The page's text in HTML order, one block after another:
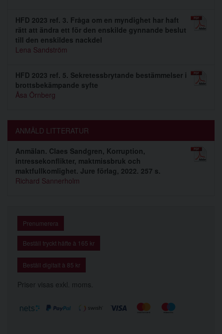
HFD 2023 ref. 3. Fråga om en myndighet har haft
rätt att ändra ett för den enskilde gynnande beslut
till den enskildes nackdel
Lena Sandström
HFD 2023 ref. 5. Sekretessbrytande bestämmelser i
brottsbekämpande syfte
Åsa Örnberg
ANMÄLD LITTERATUR
Anmälan. Claes Sandgren, Korruption,
intressekonflikter, maktmissbruk och
maktfullkomlighet. Jure förlag, 2022. 257 s.
Richard Sannerholm
Prenumerera
Beställ tryckt häfte à 165 kr
Beställ digitalt à 85 kr
Priser visas exkl. moms.